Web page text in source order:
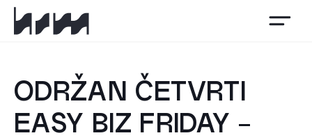
HSM
ODRŽAN ČETVRTI
EASY BIZ FRIDAY -